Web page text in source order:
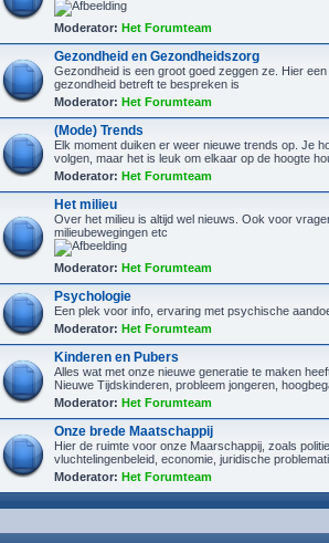
Moderator: Het Forumteam
Gezondheid en Gezondheidszorg
Gezondheid is een groot goed zeggen ze. Hier
gezondheid betreft te bespreken is
Moderator: Het Forumteam
(Mode) Trends
Elk moment duiken er weer nieuwe trends op. Je
volgen, maar het is leuk om elkaar op de hoogte
Moderator: Het Forumteam
Het milieu
Over het milieu is altijd wel nieuws. Ook voor
milieubewegingen etc
Moderator: Het Forumteam
Psychologie
Een plek voor info, ervaring met psychische
Moderator: Het Forumteam
Kinderen en Pubers
Alles wat met onze nieuwe generatie te maken
Nieuwe Tijdskinderen, probleem jongeren,
Moderator: Het Forumteam
Onze brede Maatschappij
Hier de ruimte voor onze Maarschappij, zoals
vluchtelingenbeleid, economie, juridische
Moderator: Het Forumteam